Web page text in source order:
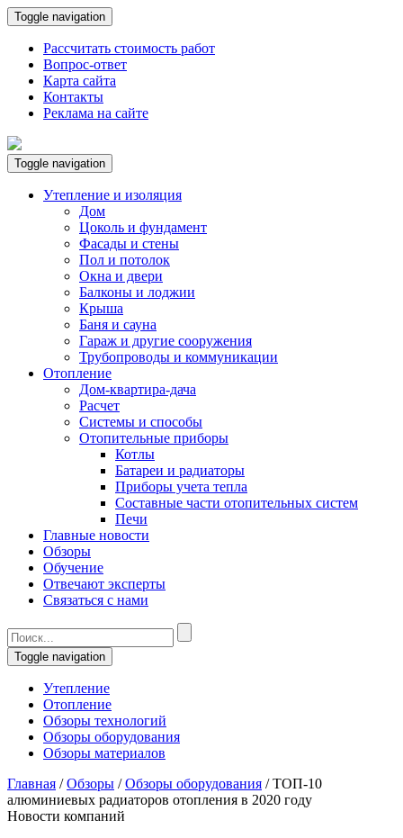
Toggle navigation
Рассчитать стоимость работ
Вопрос-ответ
Карта сайта
Контакты
Реклама на сайте
Toggle navigation
Утепление и изоляция
Дом
Цоколь и фундамент
Фасады и стены
Пол и потолок
Окна и двери
Балконы и лоджии
Крыша
Баня и сауна
Гараж и другие сооружения
Трубопроводы и коммуникации
Отопление
Дом-квартира-дача
Расчет
Системы и способы
Отопительные приборы
Котлы
Батареи и радиаторы
Приборы учета тепла
Составные части отопительных систем
Печи
Главные новости
Обзоры
Обучение
Отвечают эксперты
Связаться с нами
Toggle navigation
Утепление
Отопление
Обзоры технологий
Обзоры оборудования
Обзоры материалов
Главная /Обзоры /Обзоры оборудования /ТОП-10
алюминиевых радиаторов отопления в 2020 году
Новости компаний